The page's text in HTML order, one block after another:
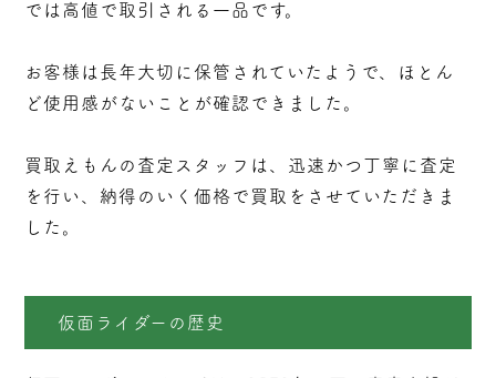
では高値で取引される一品です。
お客様は長年大切に保管されていたようで、ほとん
ど使用感がないことが確認できました。
買取えもんの査定スタッフは、迅速かつ丁寧に査定
を行い、納得のいく価格で買取をさせていただきま
した。
仮面ライダーの歴史